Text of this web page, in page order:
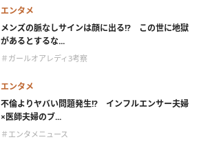
エンタメ
メンズの脈なしサインは顔に出る!? この世に地獄
があるとするな...
＃ガールオアレディ3考察
エンタメ
不倫よりヤバい問題発生!? インフルエンサー夫婦
×医師夫婦のブ...
＃エンタメニュース